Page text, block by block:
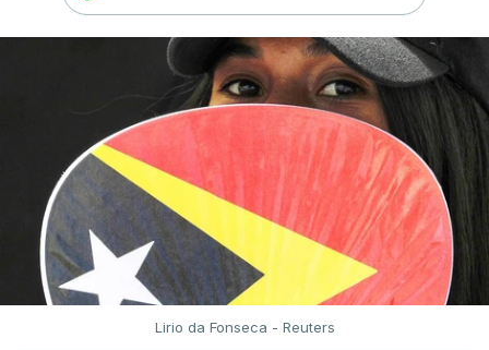
Lirio da Fonseca - Reuters